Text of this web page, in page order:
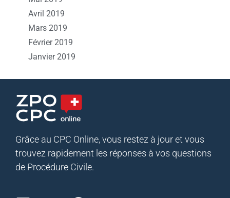
Avril 2019
Mars 2019
Février 2019
Janvier 2019
Grâce au CPC Online, vous restez à jour et vous
trouvez rapidement les réponses à vos questions
de Procédure Civile.